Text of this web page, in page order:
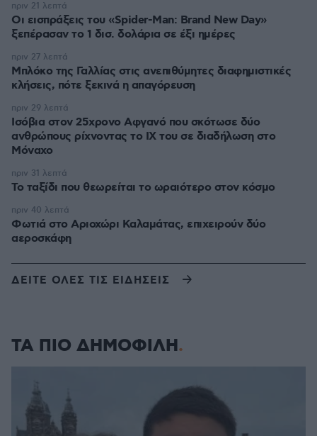
Οι εισπράξεις του «Spider-Man: Brand New Day»
ξεπέρασαν το 1 δισ. δολάρια σε έξι ημέρες
πριν 21 λεπτά
Μπλόκο της Γαλλίας στις ανεπιθύμητες διαφημιστικές
κλήσεις, πότε ξεκινά η απαγόρευση
πριν 27 λεπτά
Ισόβια στον 25χρονο Αφγανό που σκότωσε δύο
ανθρώπους ρίχνοντας το ΙΧ του σε διαδήλωση στο
Μόναχο
πριν 29 λεπτά
Το ταξίδι που θεωρείται το ωραιότερο στον κόσμο
πριν 31 λεπτά
Φωτιά στο Αριοχώρι Καλαμάτας, επιχειρούν δύο
αεροσκάφη
πριν 40 λεπτά
ΔΕΙΤΕ ΟΛΕΣ ΤΙΣ ΕΙΔΗΣΕΙΣ
ΤΑ ΠΙΟ ΔΗΜΟΦΙΛΗ